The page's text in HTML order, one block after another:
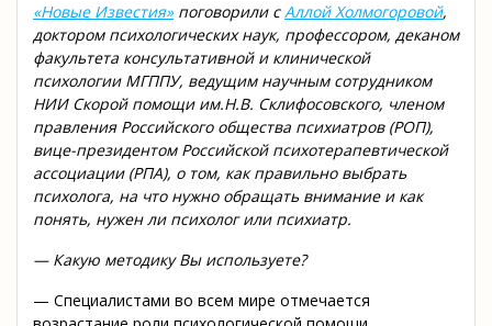
«Новые Известия» поговорили с Аллой Холмогоровой,
доктором психологических наук, профессором, деканом
факультета консультативной и клинической
психологии МГППУ, ведущим научным сотрудником
НИИ Скорой помощи им.Н.В. Склифосовского, членом
правления Российского общества психиатров (РОП),
вице-президентом Российской психотерапевтической
ассоциации (РПА), о том, как правильно выбрать
психолога, на что нужно обращать внимание и как
понять, нужен ли психолог или психиатр.
— Какую методику Вы используете?
— Специалистами во всем мире отмечается